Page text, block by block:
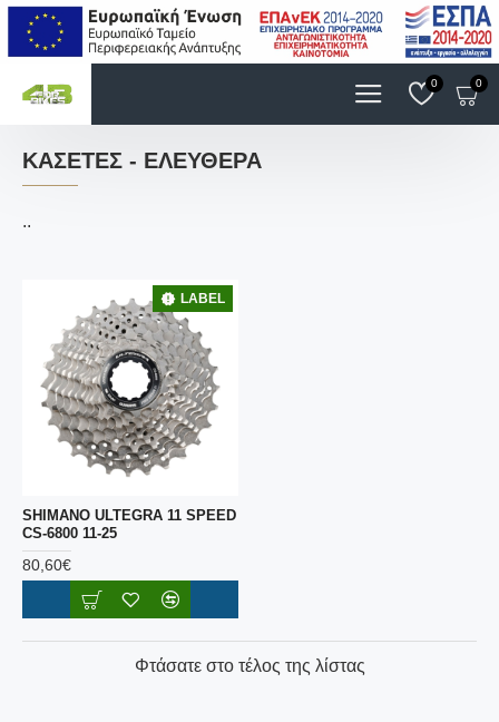
0 0
ΚΑΣΈΤΕΣ - ΕΛΕΎΘΕΡΑ
..
LABEL
SHIMANO ULTEGRA 11 SPEED
CS-6800 11-25
80,60€
Φτάσατε στο τέλος της λίστας